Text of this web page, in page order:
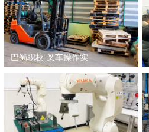
巴蜀职校-叉车操作实